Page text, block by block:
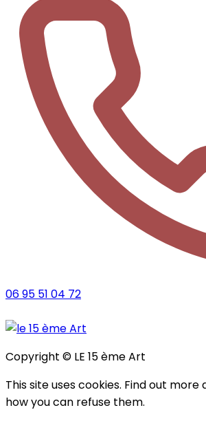
06 95 51 04 72
Copyright © LE 15 ème Art
This site uses cookies. Find out
how you can refuse them.